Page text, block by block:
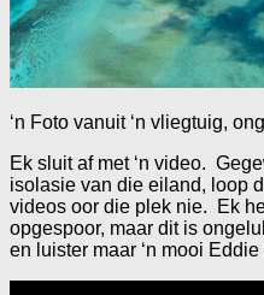
‘n Foto vanuit ‘n vliegtuig,
Ek sluit af met ‘n video.
isolasie van die eiland, loop
videos oor die plek nie. Ek
opgespoor, maar dit is
en luister maar ‘n mooi